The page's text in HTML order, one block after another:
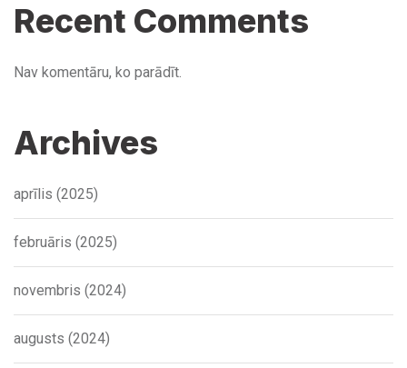
Recent Comments
Nav komentāru, ko parādīt.
Archives
aprīlis (2025)
februāris (2025)
novembris (2024)
augusts (2024)